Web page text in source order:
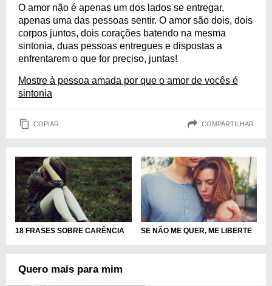
O amor não é apenas um dos lados se entregar,
apenas uma das pessoas sentir. O amor são dois, dois
corpos juntos, dois corações batendo na mesma
sintonia, duas pessoas entregues e dispostas a
enfrentarem o que for preciso, juntas!
Mostre à pessoa amada por que o amor de vocês é
sintonia
COPIAR COMPARTILHAR
18 FRASES SOBRE CARÊNCIA SE NÃO ME QUER, ME LIBERTE
Quero mais para mim